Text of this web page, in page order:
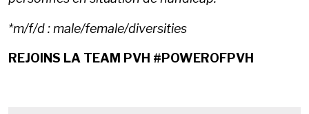
*m/f/d : male/female/diversities
REJOINS LA TEAM PVH #POWEROFPVH